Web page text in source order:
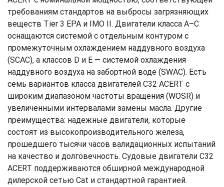
требованиям стандартов на выбросы загрязняющих
веществ Tier 3 EPA и IMO II. Двигатели класса А–С
оснащаются системой с отдельным контуром с
промежуточным охлаждением наддувного воздуха
(SCAC), а классов D и E — системой охлаждения
наддувного воздуха на забортной воде (SWAC). Есть
семь вариантов класса двигателей C32 ACERT с
широким диапазоном частоты вращения (WOSR) и
увеличенными интервалами замены масла. Другие
преимущества: надежные двигатели, которые
состоят из высокопроизводительного железа,
прошедшего тысячи часов валидационных испытаний
на качество и долговечность. Судовые двигатели C32
ACERT поддерживаются обширной международной
дилерской сетью Cat и стандартной гарантией.